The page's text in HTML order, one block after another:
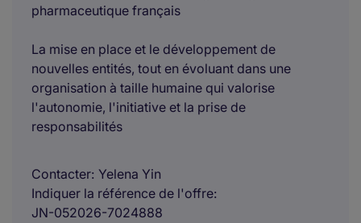
pharmaceutique français
La mise en place et le développement de
nouvelles entités, tout en évoluant dans une
organisation à taille humaine qui valorise
l'autonomie, l'initiative et la prise de
responsabilités
Contacter Yelena Yin
Indiquer la référence de l'offre
JN-052026-7024888